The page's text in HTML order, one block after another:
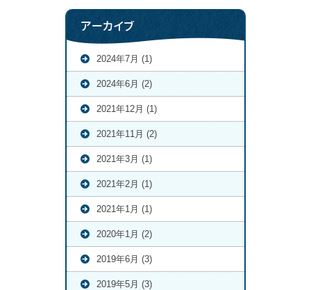
アーカイブ
2024年7月 (1)
2024年6月 (2)
2021年12月 (1)
2021年11月 (2)
2021年3月 (1)
2021年2月 (1)
2021年1月 (1)
2020年1月 (2)
2019年6月 (3)
2019年5月 (3)